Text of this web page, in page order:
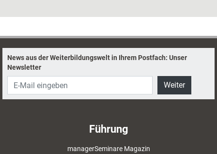
News aus der Weiterbildungswelt in Ihrem Postfach: Unser
Newsletter
Weiter
Führung
managerSeminare Magazin